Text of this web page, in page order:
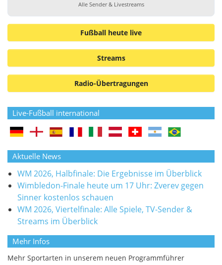
Alle Sender & Livestreams
Fußball heute live
Streams
Radio-Übertragungen
Live-Fußball international
Aktuelle News
WM 2026, Halbfinale: Die Ergebnisse im Überblick
Wimbledon-Finale heute um 17 Uhr: Zverev gegen
Sinner kostenlos schauen
WM 2026, Viertelfinale: Alle Spiele, TV-Sender &
Streams im Überblick
Mehr Infos
Mehr Sportarten in unserem neuen Programmführer